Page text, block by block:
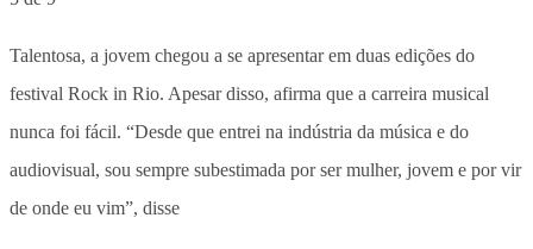
Talentosa, a jovem chegou a se apresentar em duas edições do
festival Rock in Rio. Apesar disso, afirma que a carreira musical
nunca foi fácil. “Desde que entrei na indústria da música e do
audiovisual, sou sempre subestimada por ser mulher, jovem e por vir
de onde eu vim”, disse